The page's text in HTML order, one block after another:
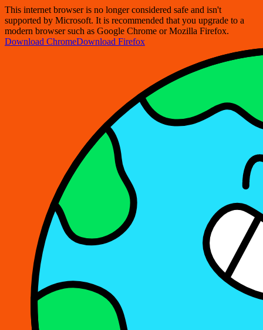
This internet browser is no longer considered safe and isn't
supported by Microsoft. It is recommended that you upgrade to a
modern browser such as Google Chrome or Mozilla Firefox.
Download ChromeDownload Firefox